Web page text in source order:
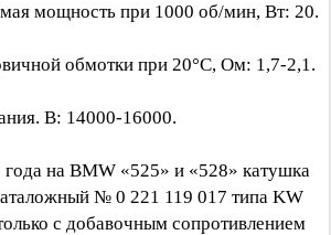
мощность при 1000 об/мин, Вт: 20.
обмотки при 20°C, Ом: 1,7-2,1.
В: 14000-16000.
на BMW «525» и «528» катушка
№ 0 221 119 017 типа KW
с добавочным сопротивлением